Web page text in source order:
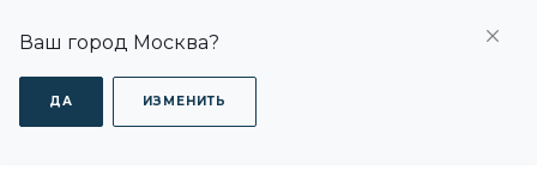
Ваш город Москва?
ДА ИЗМЕНИТЬ